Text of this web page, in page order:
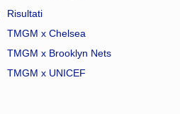
Risultati
TMGM x Chelsea
TMGM x Brooklyn Nets
TMGM x UNICEF